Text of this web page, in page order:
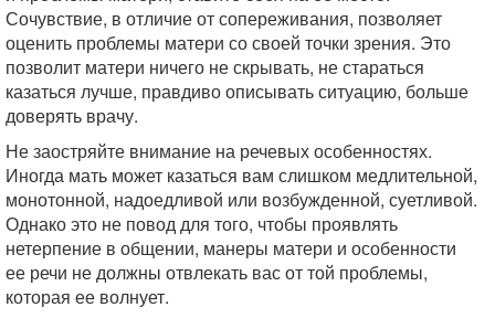
Сочувствие, в отличие от сопереживания, позволяет
оценить проблемы матери со своей точки зрения. Это
позволит матери ничего не скрывать, не стараться
казаться лучше, правдиво описывать ситуацию, больше
доверять врачу.
Не заостряйте внимание на речевых особенностях.
Иногда мать может казаться вам слишком медлительной,
монотонной, надоедливой или возбужденной, суетливой.
Однако это не повод для того, чтобы проявлять
нетерпение в общении, манеры матери и особенности
ее речи не должны отвлекать вас от той проблемы,
которая ее волнует.